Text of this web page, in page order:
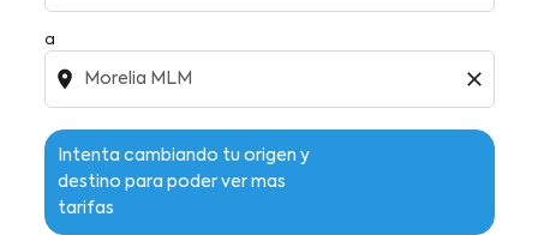
a
location_on close
Intenta cambiando tu origen y
destino para poder ver mas
tarifas